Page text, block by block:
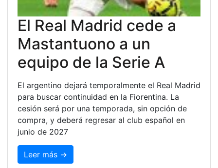
El Real Madrid cede a
Mastantuono a un
equipo de la Serie A
El argentino dejará temporalmente el Real Madrid
para buscar continuidad en la Fiorentina. La
cesión será por una temporada, sin opción de
compra, y deberá regresar al club español en
junio de 2027
Leer más →